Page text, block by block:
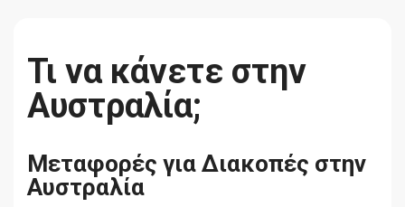
Τι να κάνετε στην
Αυστραλία;
Μεταφορές για Διακοπές στην
Αυστραλία